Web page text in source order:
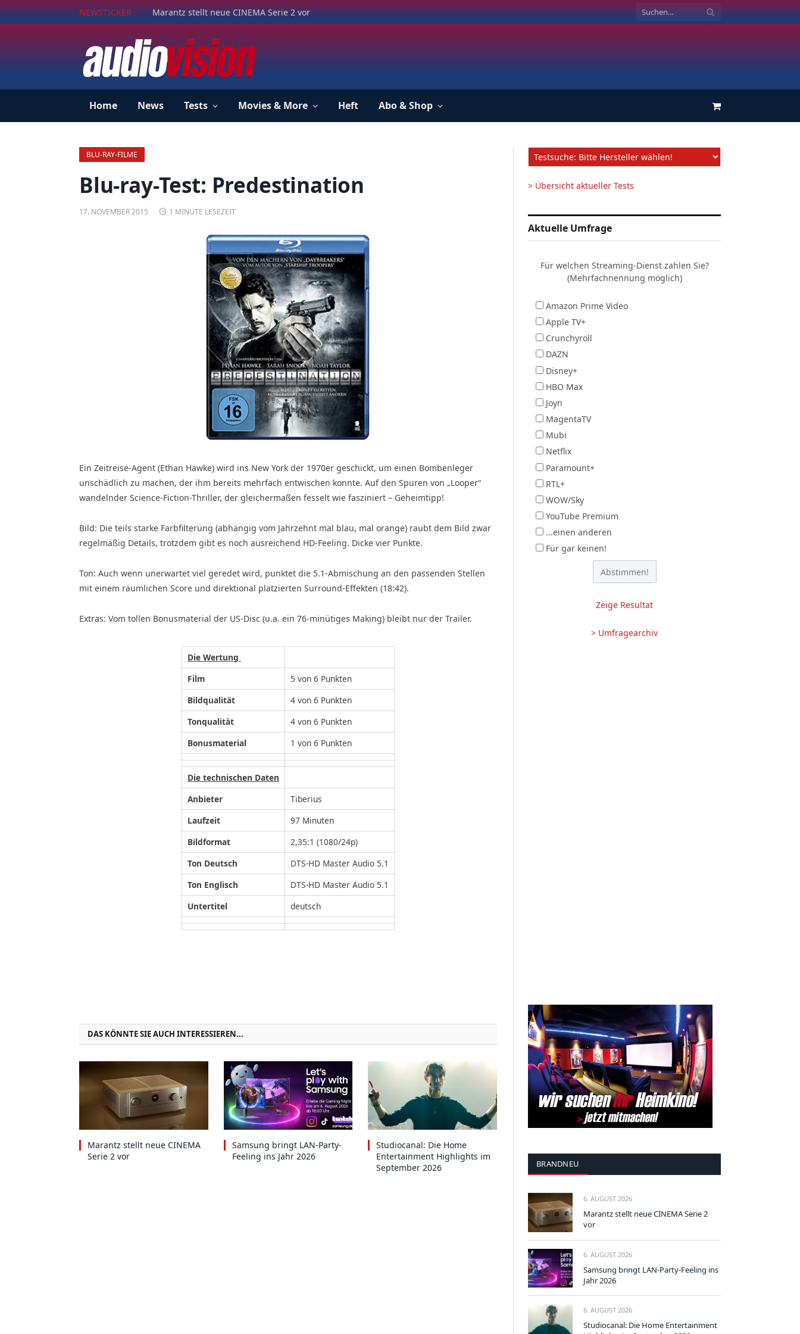
NEWSTICKER Marantz stellt neue CINEMA Serie 2 vor
Home News Tests Movies & More Heft Abo & Shop Einkaufswagen
BLU-RAY-FILME
Blu-ray-Test: Predestination
17. NOVEMBER 2015 1 MINUTE LESEZEIT
Ein Zeitreise-Agent (Ethan Hawke) wird ins New York der 1970er geschickt, um einen Bomben­leger
unschädlich zu machen, der ihm bereits mehrfach entwischen konnte. Auf den Spuren von „Looper“
wandelnder Science-Fiction-Thriller, der gleichermaßen fesselt wie fasziniert – Geheimtipp!
Bild: Die teils starke Farbfilterung (abhängig vom Jahrzehnt mal blau, mal orange) raubt dem Bild zwar
regelmäßig Details, trotzdem gibt es noch ausreichend HD-Feeling. Dicke vier Punkte.
Ton: Auch wenn unerwartet viel geredet wird, punktet die 5.1-Abmischung an den passenden Stellen
mit einem räumlichen Score und direktional platzierten Surround-Effekten (18:42).
Extras: Vom tollen Bonusmaterial der US-Disc (u.a. ein 76-minütiges Making) bleibt nur der Trailer.
Die Wertung
Film
5 von 6 Punkten
Bildqualität
4 von 6 Punkten
Tonqualität
4 von 6 Punkten
Bonusmaterial
1 von 6 Punkten
Die technischen Daten
Anbieter
Tiberius
Laufzeit
97 Minuten
Bildformat
2,35:1 (1080/24p)
Ton Deutsch
DTS-HD Master Audio 5.1
Ton Englisch
DTS-HD Master Audio 5.1
Untertitel
deutsch
DAS KÖNNTE SIE AUCH INTERESSIEREN...
Marantz stellt neue CINEMA
Serie 2 vor
Samsung bringt LAN-Party-
Feeling ins Jahr 2026
Studiocanal: Die Home
Entertainment Highlights im
September 2026
> Übersicht aktueller Tests
Aktuelle Umfrage
Für welchen Streaming-Dienst zahlen Sie?
(Mehrfachnennung möglich)
Amazon Prime Video
Apple TV+
Crunchyroll
DAZN
Disney+
HBO Max
Joyn
MagentaTV
Mubi
Netflix
Paramount+
RTL+
WOW/Sky
YouTube Premium
...einen anderen
Für gar keinen!
Zeige Resultat
> Umfragearchiv
BRANDNEU
6. AUGUST 2026
Marantz stellt neue CINEMA Serie 2
vor
6. AUGUST 2026
Samsung bringt LAN-Party-Feeling ins
Jahr 2026
6. AUGUST 2026
Studiocanal: Die Home Entertainment